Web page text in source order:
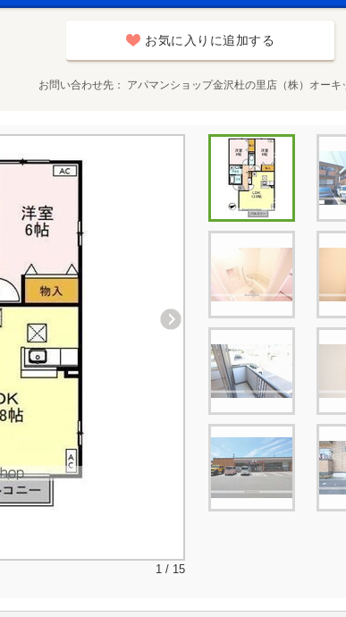
お気に入りに追加する
お問い合わせ先 アパマンショップ金沢杜の里店（株）オーキ
1 / 15